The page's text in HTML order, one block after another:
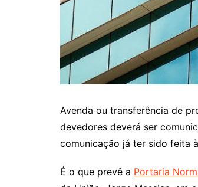
Avenda ou transferência de
devedores deverá ser
comunicação já ter sido feita
É o que prevê a Portaria